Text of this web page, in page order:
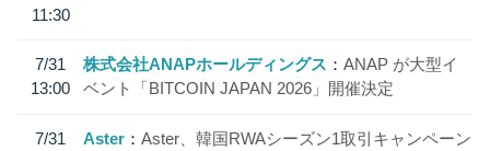
11:30
7/31
13:00
株式会社ANAPホールディングス
ANAP が大型イ
ベント「BITCOIN JAPAN 2026」開催決定
7/31
Aster
Aster、韓国RWAシーズン1取引キャンペーン